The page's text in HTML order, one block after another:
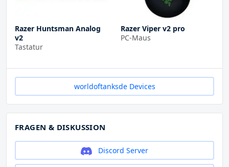
Razer Huntsman Analog
v2
Tastatur
Razer Viper v2 pro
PC-Maus
worldoftanksde Devices
FRAGEN & DISKUSSION
Discord Server